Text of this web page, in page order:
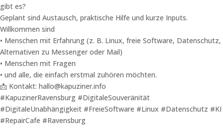
gibt es?
Geplant sind Austausch, praktische Hilfe und kurze Inputs.
Willkommen sind
•⁠ ⁠Menschen mit Erfahrung (z. B. Linux, freie Software, Datenschutz,
Alternativen zu Messenger oder Mail)
•⁠ ⁠Menschen mit Fragen
•⁠ ⁠und alle, die einfach erstmal zuhören möchten.
📩 Kontakt: hallo@kapuziner.info
#KapuzinerRavensburg #DigitaleSouveränität
#DigitaleUnabhängigkeit #FreieSoftware #Linux #Datenschutz #KI
#RepairCafe #Ravensburg